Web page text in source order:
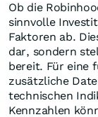
Ob die
sinnvolle
Faktoren ab.
dar, sondern
bereit. Für eine
zusätzliche
technischen
Kennzahlen